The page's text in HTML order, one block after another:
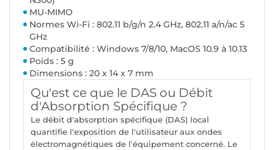
MU-MIMO
Normes Wi-Fi : 802.11 b/g/n 2.4 GHz, 802.11 a/n/ac 5
GHz
Compatibilité : Windows 7/8/10, MacOS 10.9 à 10.13
Poids : 5 g
Dimensions : 20 x 14 x 7 mm
Qu'est ce que le DAS ou Débit
d'Absorption Spécifique ?
Le débit d'absorption spécifique (DAS) local
quantifie l'exposition de l'utilisateur aux ondes
électromagnétiques de l'équipement concerné. Le